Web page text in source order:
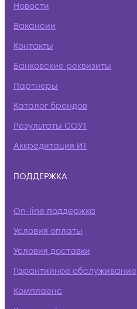
Новости
Вакансии
Контакты
Банковские реквизиты
Партнеры
Каталог брендов
Результаты СОУТ
Аккредитация ИТ
ПОДДЕРЖКА
On-line поддержка
Условия оплаты
Условия доставки
Гарантийное обслуживание
Комплаенс